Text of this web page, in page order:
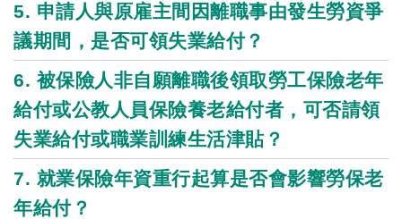
5. 申請人與原雇主間因離職事由發生勞資爭
議期間，是否可領失業給付？
6. 被保險人非自願離職後領取勞工保險老年
給付或公教人員保險養老給付者，可否請領
失業給付或職業訓練生活津貼？
7. 就業保險年資重行起算是否會影響勞保老
年給付？